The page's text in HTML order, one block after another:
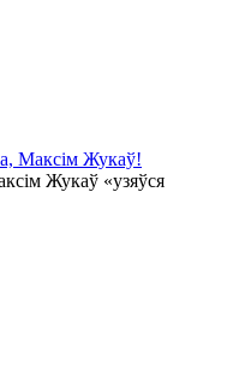
Максім Жукаў!
Жукаў «узяўся